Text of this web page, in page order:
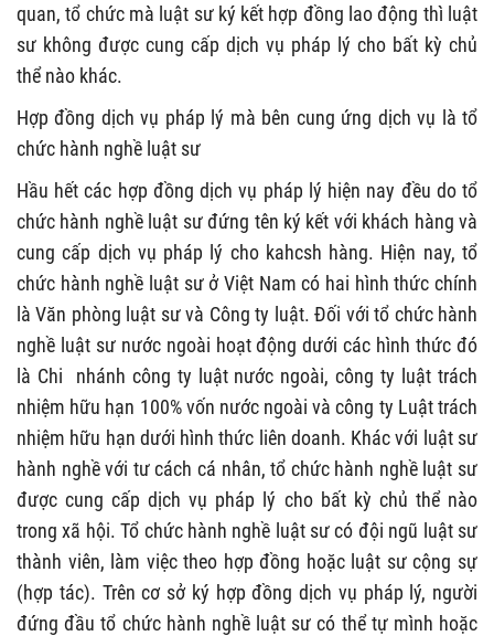
quan, tổ chức mà luật sư ký kết hợp đồng lao động thì luật
sư không được cung cấp dịch vụ pháp lý cho bất kỳ chủ
thể nào khác.
Hợp đồng dịch vụ pháp lý mà bên cung ứng dịch vụ là tổ
chức hành nghề luật sư
Hầu hết các hợp đồng dịch vụ pháp lý hiện nay đều do tổ
chức hành nghề luật sư đứng tên ký kết với khách hàng và
cung cấp dịch vụ pháp lý cho kahcsh hàng. Hiện nay, tổ
chức hành nghề luật sư ở Việt Nam có hai hình thức chính
là Văn phòng luật sư và Công ty luật. Đối với tổ chức hành
nghề luật sư nước ngoài hoạt động dưới các hình thức đó
là Chi nhánh công ty luật nước ngoài, công ty luật trách
nhiệm hữu hạn 100% vốn nước ngoài và công ty Luật trách
nhiệm hữu hạn dưới hình thức liên doanh. Khác với luật sư
hành nghề với tư cách cá nhân, tổ chức hành nghề luật sư
được cung cấp dịch vụ pháp lý cho bất kỳ chủ thể nào
trong xã hội. Tổ chức hành nghề luật sư có đội ngũ luật sư
thành viên, làm việc theo hợp đồng hoặc luật sư cộng sự
(hợp tác). Trên cơ sở ký hợp đồng dịch vụ pháp lý, người
đứng đầu tổ chức hành nghề luật sư có thể tự mình hoặc